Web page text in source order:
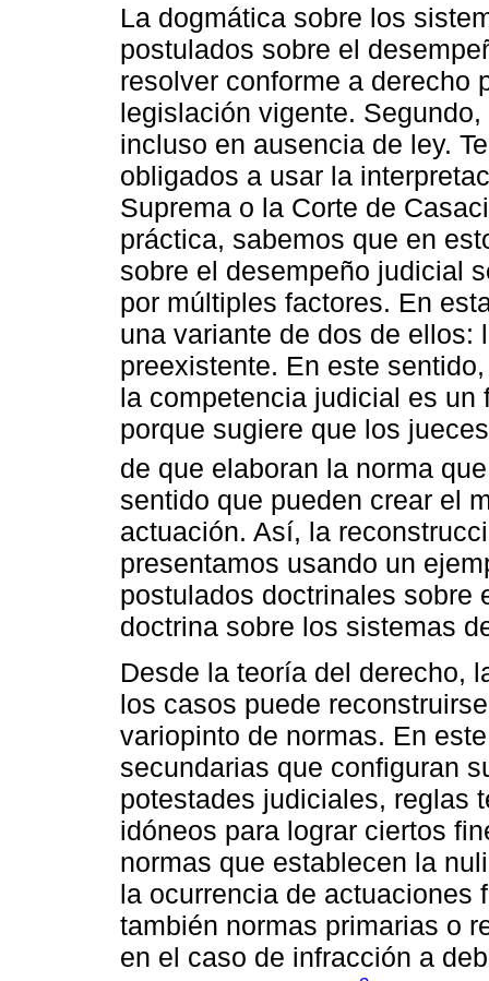
La dogmática sobre los
postulados sobre el
resolver conforme a derecho
legislación vigente.
incluso en ausencia de ley.
obligados a usar la
Suprema o la Corte de
práctica, sabemos que en
sobre el desempeño judicial
por múltiples factores. En
una variante de dos de ellos:
preexistente. En este
la competencia judicial es un
porque sugiere que los
de que elaboran la norma
sentido que pueden crear el
actuación. Así, la
presentamos usando un
postulados doctrinales sobre
doctrina sobre los sistemas
Desde la teoría del derecho,
los casos puede
variopinto de normas. En
secundarias que configuran
potestades judiciales, reglas
idóneos para lograr ciertos
normas que establecen la
la ocurrencia de actuaciones
también normas primarias o
en el caso de infracción a